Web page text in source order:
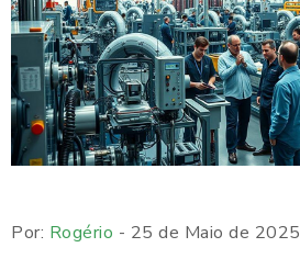
Por: Rogério - 25 de Maio de 2025